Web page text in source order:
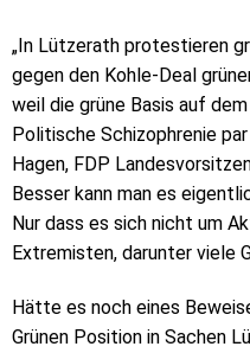
„In Lützerath protestieren
gegen den Kohle-Deal
weil die grüne Basis auf
Politische Schizophrenie
Hagen, FDP
Besser kann man es
Nur dass es sich nicht um
Extremisten, darunter viele
Hätte es noch eines
Grünen Position in Sachen